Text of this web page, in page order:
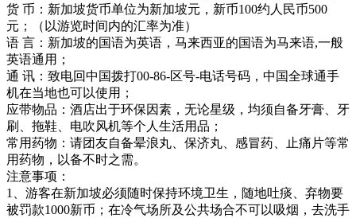
货 币：新加坡货币单位为新加坡元，新币100约人民币500
元；（以游览时间内的汇率为准）
语 言：新加坡的国语为英语，马来西亚的国语为马来语,一般
英语通用；
通 讯：致电回中国拨打00-86-区号-电话号码，中国全球通手
机在当地也可以使用；
应带物品：酒店出于环保因素，无论星级，均须自备牙膏、牙
刷、拖鞋、电吹风机等个人生活用品；
常用药物：请团友自备晕浪丸、保济丸、感冒药、止痛片等常
用药物，以备不时之需。
注意事项：
1、游客在新加坡必须随时保持环境卫生，随地吐痰、弃物要
被罚款1000新币；在冷气场所及公共场合不可以吸烟，去洗手